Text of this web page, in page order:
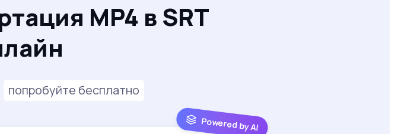
MP4 в SRT
попробуйте бесплатно
Powered by AI